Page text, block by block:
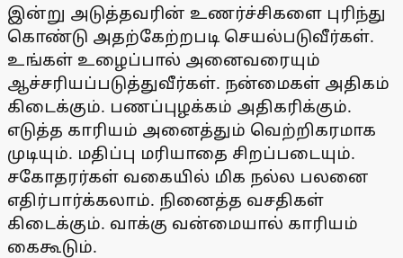
இன்று அடுத்தவரின் உணர்ச்சிகளை புரிந்து
கொண்டு அதற்கேற்றபடி செயல்படுவீர்கள்.
உங்கள் உழைப்பால் அனைவரையும்
ஆச்சரியப்படுத்துவீர்கள். நன்மைகள் அதிகம்
கிடைக்கும். பணப்புழக்கம் அதிகரிக்கும்.
எடுத்த காரியம் அனைத்தும் வெற்றிகரமாக
முடியும். மதிப்பு மரியாதை சிறப்படையும்.
சகோதரர்கள் வகையில் மிக நல்ல பலனை
எதிர்பார்க்கலாம். நினைத்த வசதிகள்
கிடைக்கும். வாக்கு வன்மையால் காரியம்
கைகூடும்.